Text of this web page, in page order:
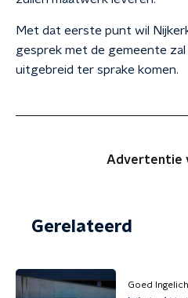
Met dat eerste punt wil
gesprek met de gemeente
uitgebreid ter sprake komen.
Advertentie
Gerelateerd
Goed